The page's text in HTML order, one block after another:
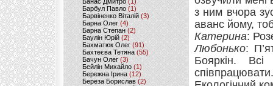
Барбул Павло(1)
Барвіненко Віталій(3)
Барна Олег (4)
Барна Степан (2)
Баулін Юрій (2)
Бахматюк Олег (91)
Бахтеєва Тетяна(55)
Бачун Олег (3)
Бейлін Михайло (1)
Бережна Ірина(12)
Береза Борислав(2)
з ним вчора
аванс йому,
Катерина:
Любонько:
Бояркін.